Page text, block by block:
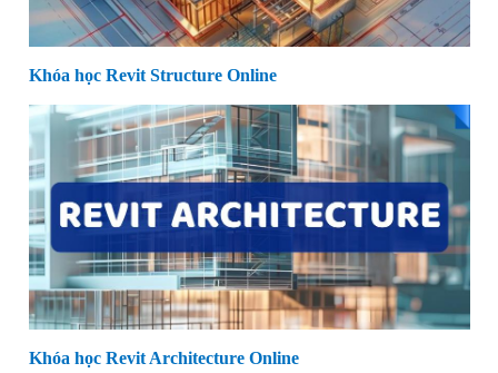
Khóa học Revit Structure Online
Khóa học Revit Architecture Online